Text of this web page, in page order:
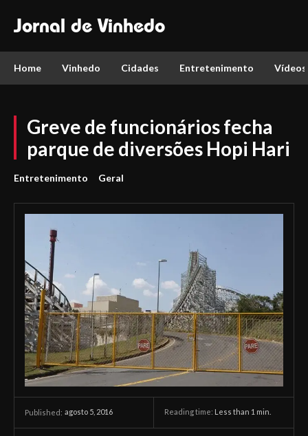
Jornal de Vinhedo
Home Vinhedo Cidades Entretenimento Vídeos
Greve de funcionários fecha
parque de diversões Hopi Hari
Entretenimento Geral
Published: agosto 5, 2016 Reading time: Less than 1 min.